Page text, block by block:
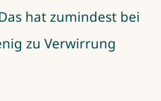
hat zumindest bei
zu Verwirrung